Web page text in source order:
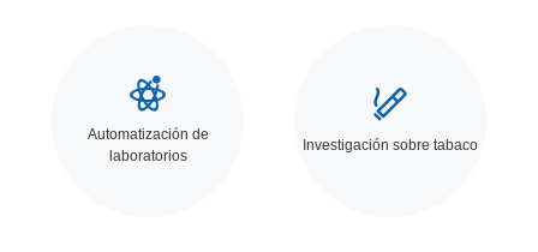

Automatización de
laboratorios

Investigación sobre tabaco